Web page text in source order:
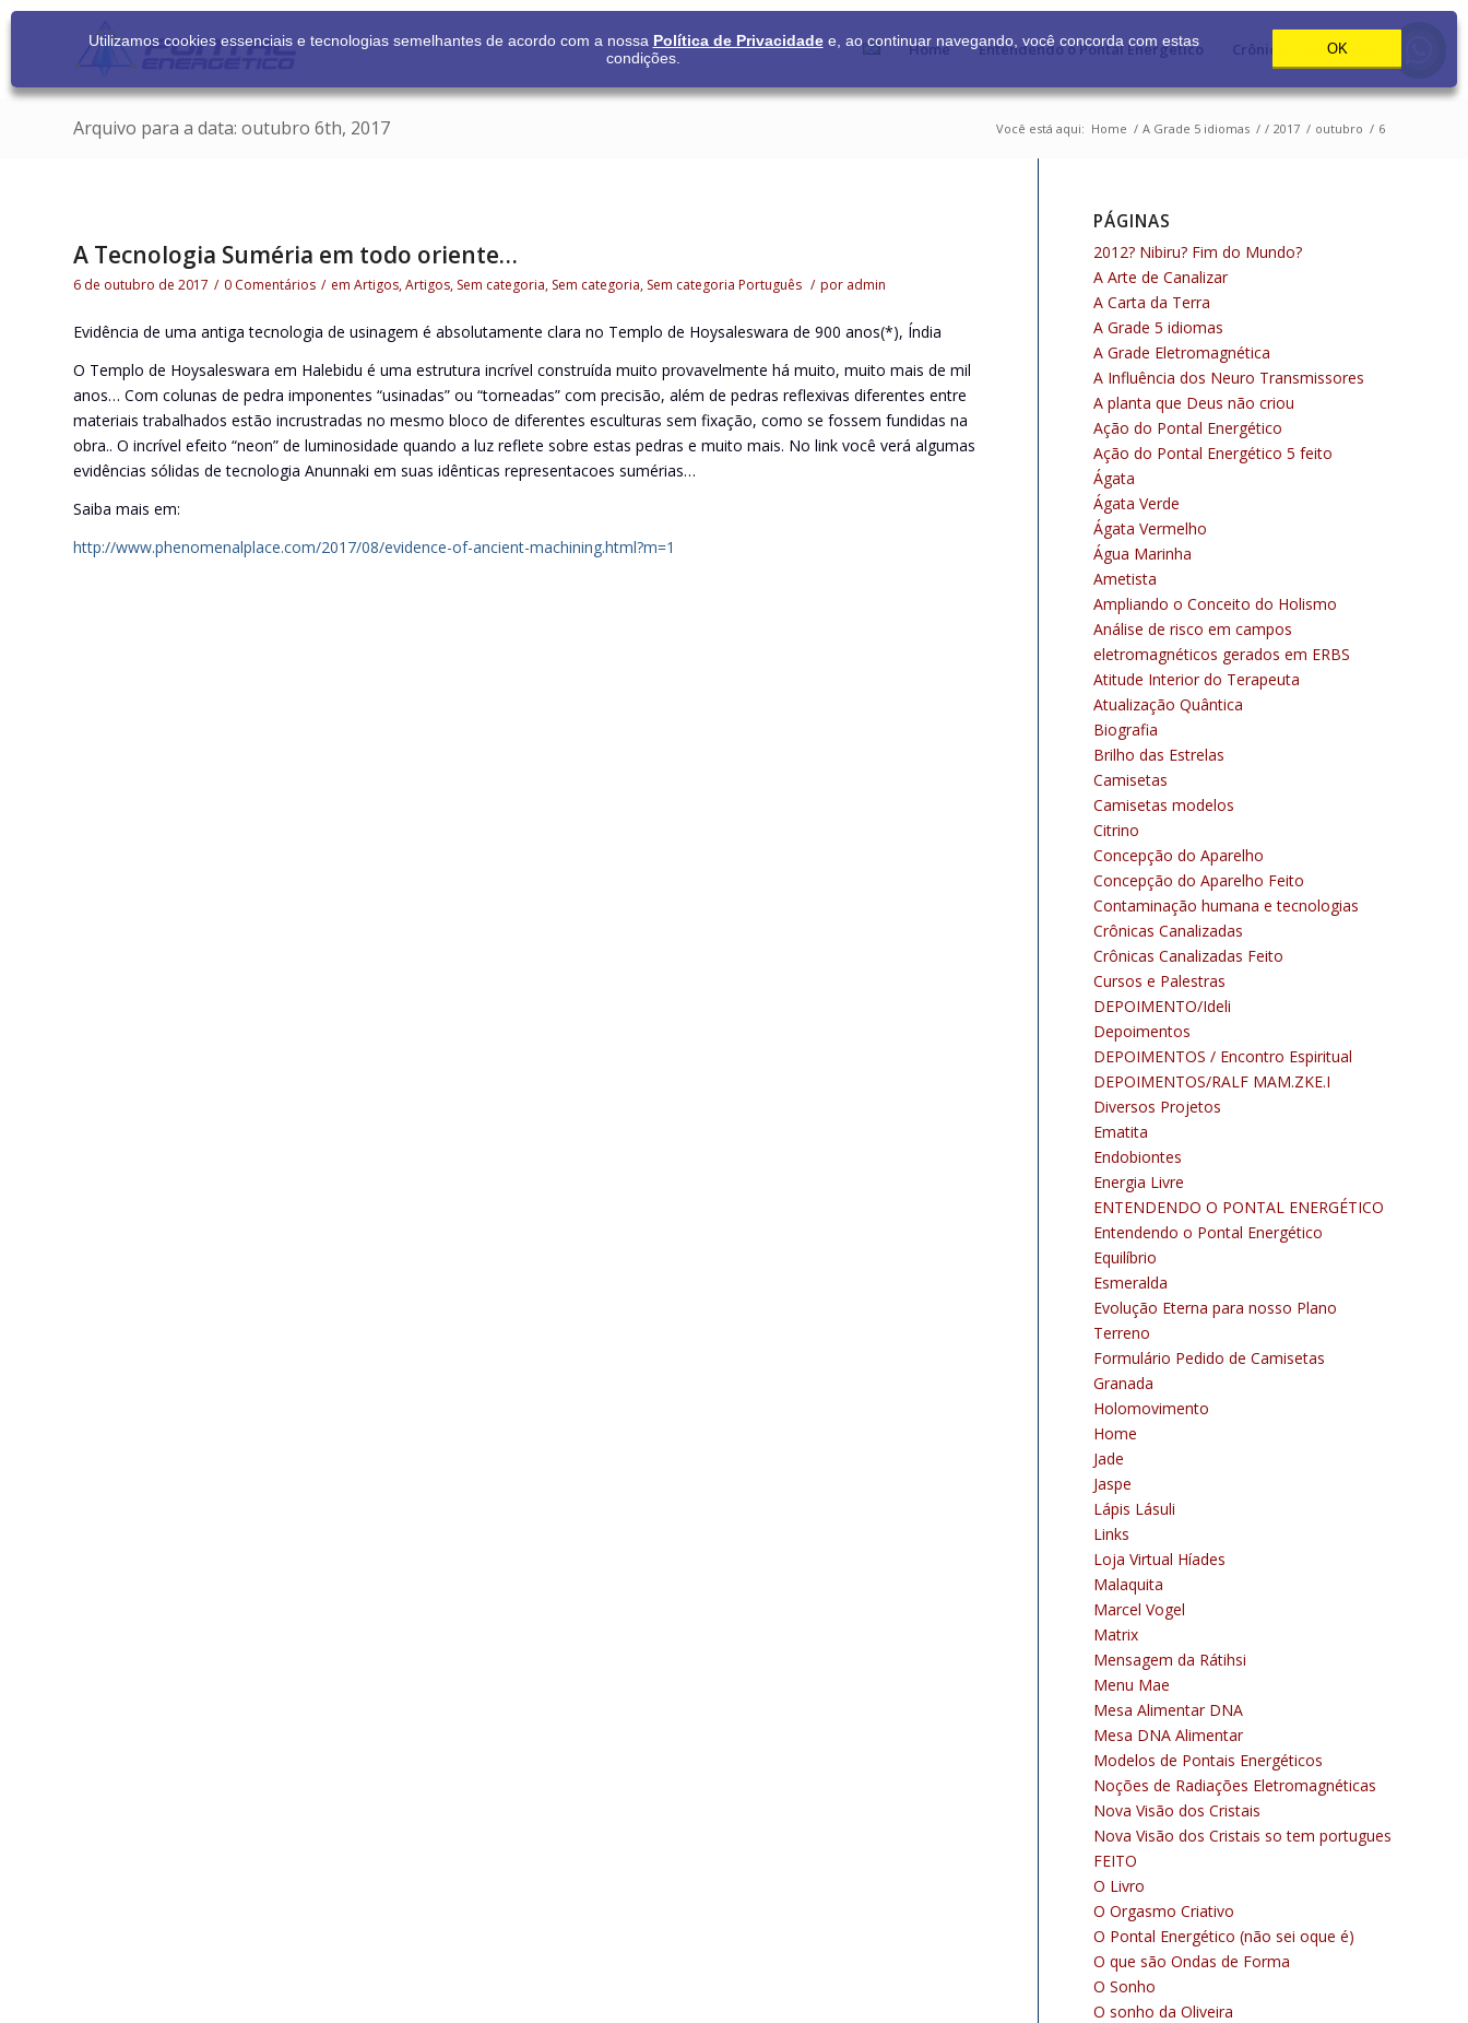
Home Entendendo o Pontal Energético Crônicas Canalizadas
Arquivo para a data: outubro 6th, 2017 Você está aqui: Home / A Grade 5 idiomas / / 2017 / outubro / 6
A Tecnologia Suméria em todo oriente…
6 de outubro de 2017 / 0 Comentários / em Artigos,Artigos, Sem categoria, Sem categoria, Sem categoria Português / por admin
Evidência de uma antiga tecnologia de usinagem é absolutamente clara no Templo de Hoysaleswara de 900 anos(*), Índia
O Templo de Hoysaleswara em Halebidu é uma estrutura incrível construída muito provavelmente há muito, muito mais de mil
anos… Com colunas de pedra imponentes “usinadas” ou “torneadas” com precisão, além de pedras reflexivas diferentes entre
materiais trabalhados estão incrustradas no mesmo bloco de diferentes esculturas sem fixação, como se fossem fundidas na
obra.. O incrível efeito “neon” de luminosidade quando a luz reflete sobre estas pedras e muito mais. No link você verá algumas
evidências sólidas de tecnologia Anunnaki em suas idênticas representacoes sumérias…
Saiba mais em:
http://www.phenomenalplace.com/2017/08/evidence-of-ancient-machining.html?m=1
PÁGINAS
2012? Nibiru? Fim do Mundo?
A Arte de Canalizar
A Carta da Terra
A Grade 5 idiomas
A Grade Eletromagnética
A Influência dos Neuro Transmissores
A planta que Deus não criou
Ação do Pontal Energético
Ação do Pontal Energético 5 feito
Ágata
Ágata Verde
Ágata Vermelho
Água Marinha
Ametista
Ampliando o Conceito do Holismo
Análise de risco em campos
eletromagnéticos gerados em ERBS
Atitude Interior do Terapeuta
Atualização Quântica
Biografia
Brilho das Estrelas
Camisetas
Camisetas modelos
Citrino
Concepção do Aparelho
Concepção do Aparelho Feito
Contaminação humana e tecnologias
Crônicas Canalizadas
Crônicas Canalizadas Feito
Cursos e Palestras
DEPOIMENTO/Ideli
Depoimentos
DEPOIMENTOS / Encontro Espiritual
DEPOIMENTOS/RALF MAM.ZKE.I
Diversos Projetos
Ematita
Endobiontes
Energia Livre
ENTENDENDO O PONTAL ENERGÉTICO
Entendendo o Pontal Energético
Equilíbrio
Esmeralda
Evolução Eterna para nosso Plano
Terreno
Formulário Pedido de Camisetas
Granada
Holomovimento
Home
Jade
Jaspe
Lápis Lásuli
Links
Loja Virtual Híades
Malaquita
Marcel Vogel
Matrix
Mensagem da Rátihsi
Menu Mae
Mesa Alimentar DNA
Mesa DNA Alimentar
Modelos de Pontais Energéticos
Noções de Radiações Eletromagnéticas
Nova Visão dos Cristais
Nova Visão dos Cristais so tem portugues
FEITO
O Livro
O Orgasmo Criativo
O Pontal Energético (não sei oque é)
O que são Ondas de Forma
O Sonho
O sonho da Oliveira
Utilizamos cookies essenciais e tecnologias semelhantes de acordo com a nossa Política de Privacidadee, ao continuar navegando, você concorda com estas
condições.
OK